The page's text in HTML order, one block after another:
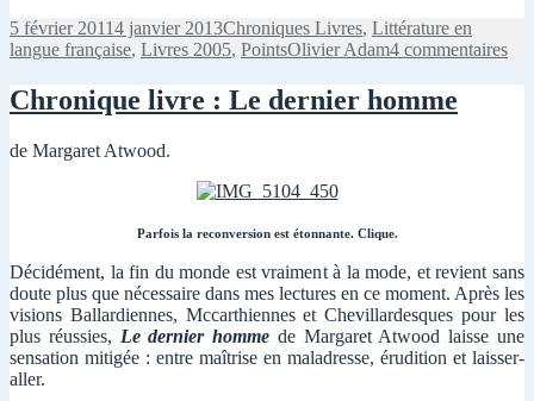
Publié
le
5 février 20114 janvier 2013Catégories
Chroniques Livres, Littérature en
langue française, Livres 2005, PointsMots-
Olivier Adam4 commentairessur
Chronique livre : Le dernier homme
de Margaret Atwood.
Parfois la reconversion est étonnante. Clique.
Décidément, la fin du monde est vraiment à la mode, et revient sans
doute plus que nécessaire dans mes lectures en ce moment. Après les
visions Ballardiennes, Mccarthiennes et Chevillardesques pour les
plus réussies, Le dernier homme de Margaret Atwood laisse une
sensation mitigée : entre maîtrise en maladresse, érudition et laisser-
aller.